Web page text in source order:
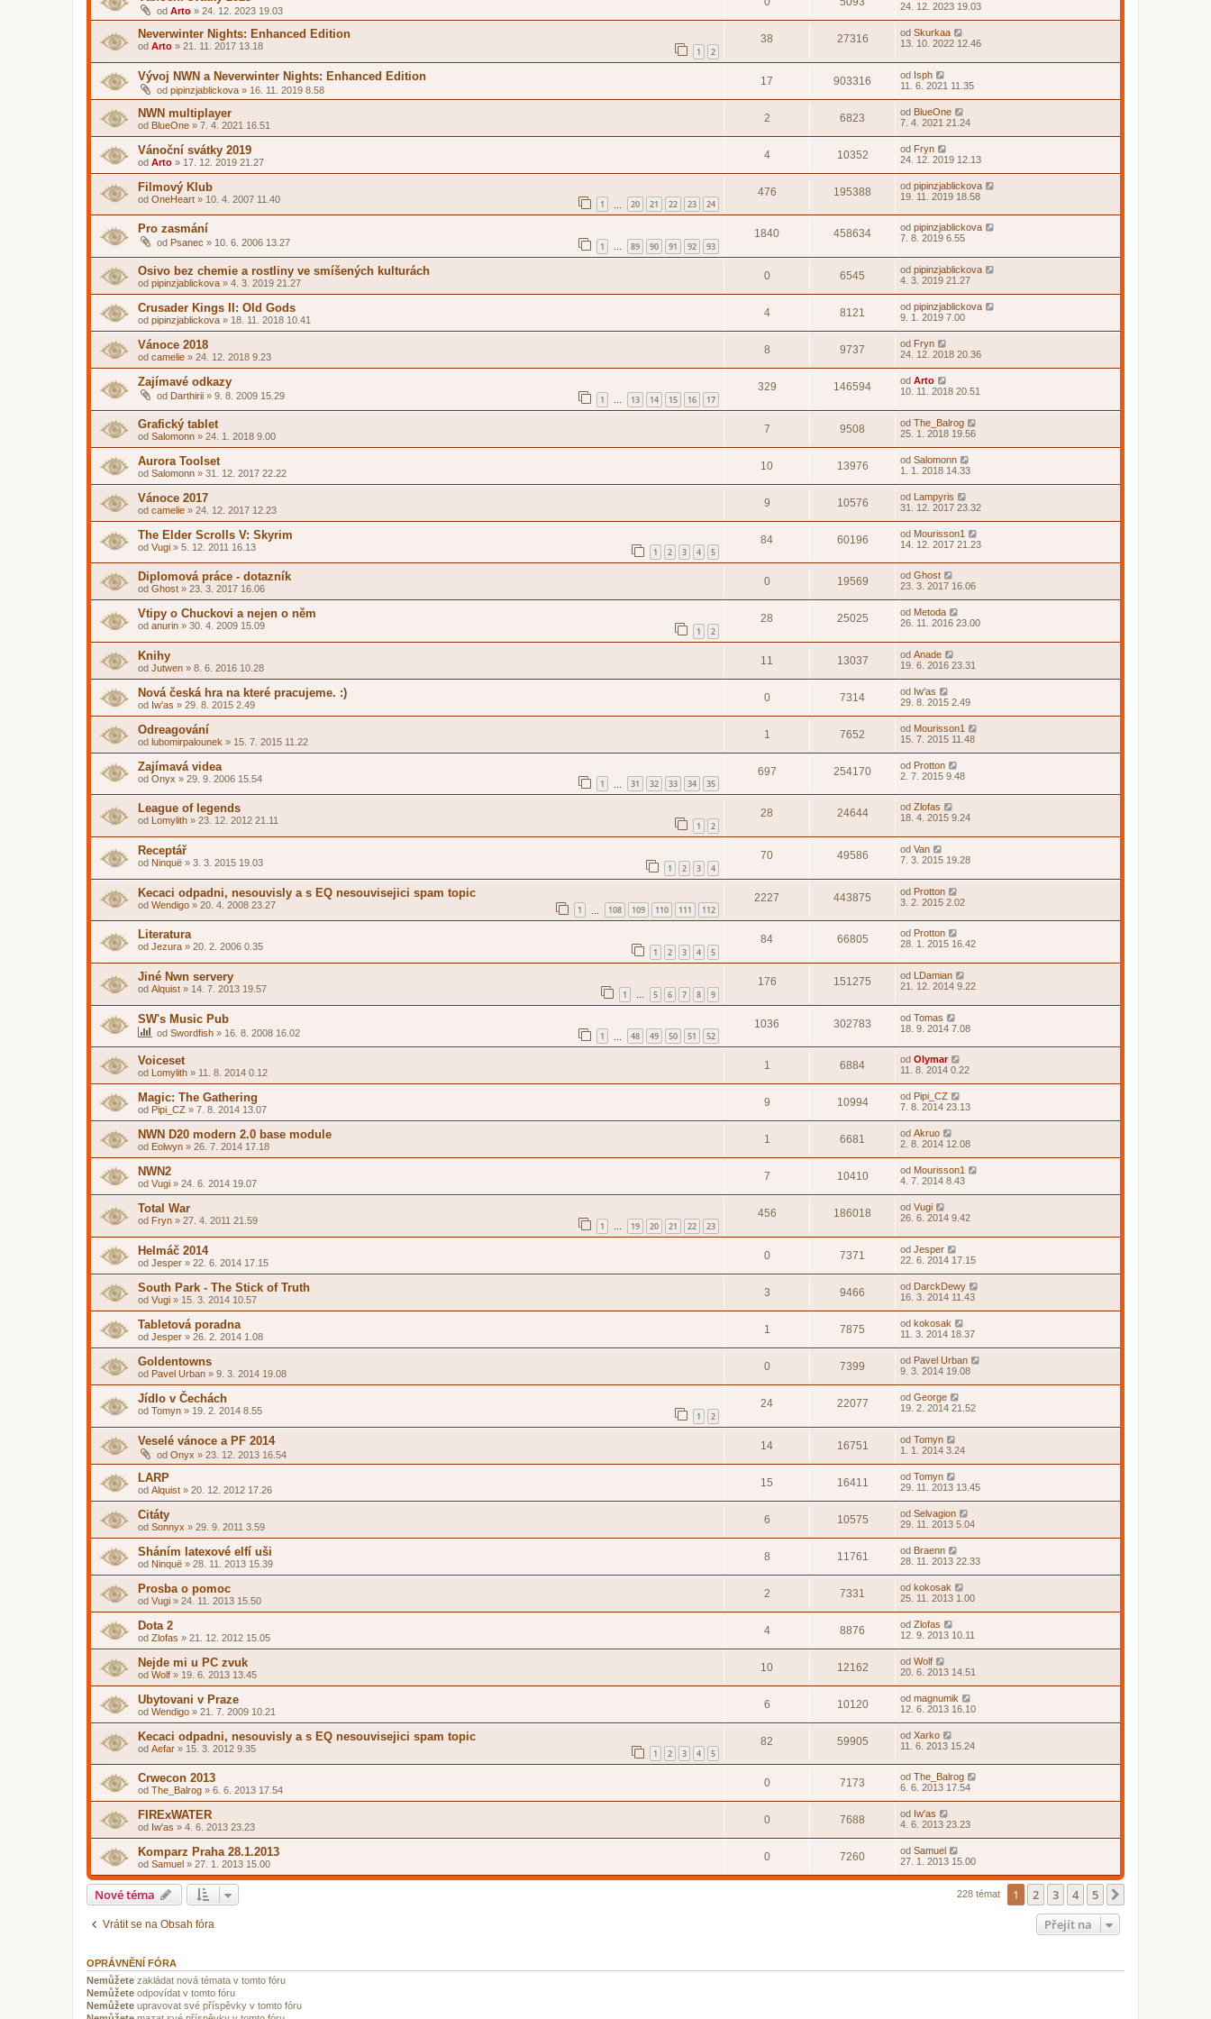
od Arto » 24. 12. 2023 19.03
24. 12. 2023 19.03
Neverwinter Nights: Enhanced Edition
od Arto » 21. 11. 2017 13.18 1 2
38 27316 od Skurkaa
13. 10. 2022 12.46
Vývoj NWN a Neverwinter Nights: Enhanced Edition
od pipinzjablickova » 16. 11. 2019 8.58
17 903316 od Isph
11. 6. 2021 11.35
NWN multiplayer
od BlueOne » 7. 4. 2021 16.51
2 6823 od BlueOne
7. 4. 2021 21.24
Vánoční svátky 2019
od Arto » 17. 12. 2019 21.27
4 10352 od Fryn
24. 12. 2019 12.13
Filmový Klub
od OneHeart » 10. 4. 2007 11.40 1 20 21 22 23 24
476 195388 od pipinzjablickova
19. 11. 2019 18.58
Pro zasmání
od Psanec » 10. 6. 2006 13.27 1 … 89 90 91 92 93
1840 458634 od pipinzjablickova
7. 8. 2019 6.55
Osivo bez chemie a rostliny ve smíšených kulturách
od pipinzjablickova » 4. 3. 2019 21.27
0 6545 od pipinzjablickova
4. 3. 2019 21.27
Crusader Kings II: Old Gods
od pipinzjablickova » 18. 11. 2018 10.41
4 8121 od pipinzjablickova
9. 1. 2019 7.00
Vánoce 2018
od camelie » 24. 12. 2018 9.23
8 9737 od Fryn
24. 12. 2018 20.36
Zajímavé odkazy
od Darthirii » 9. 8. 2009 15.29 1 … 13 14 15 16 17
329 146594 od Arto
10. 11. 2018 20.51
Grafický tablet
od Salomonn » 24. 1. 2018 9.00
7 9508 od The_Balrog
25. 1. 2018 19.56
Aurora Toolset
od Salomonn » 31. 12. 2017 22.22
10 13976 od Salomonn
1. 1. 2018 14.33
Vánoce 2017
od camelie » 24. 12. 2017 12.23
9 10576 od Lampyris
31. 12. 2017 23.32
The Elder Scrolls V: Skyrim
od Vugi » 5. 12. 2011 16.13 1 2 3 4 5
84 60196 od Mourisson1
14. 12. 2017 21.23
Diplomová práce - dotazník
od Ghost » 23. 3. 2017 16.06
0 19569 od Ghost
23. 3. 2017 16.06
Vtipy o Chuckovi a nejen o něm
od anurin » 30. 4. 2009 15.09 1 2
28 25025 od Metoda
26. 11. 2016 23.00
Knihy
od Jutwen » 8. 6. 2016 10.28
11 13037 od Anade
19. 6. 2016 23.31
Nová česká hra na které pracujeme. :)
od Iw'as » 29. 8. 2015 2.49
0 7314 od Iw'as
29. 8. 2015 2.49
Odreagování
od lubomirpalounek » 15. 7. 2015 11.22
1 7652 od Mourisson1
15. 7. 2015 11.48
Zajímavá videa
od Onyx » 29. 9. 2006 15.54 1 31 32 33 34 35
697 254170 od Protton
2. 7. 2015 9.48
League of legends
od Lomylith » 23. 12. 2012 21.11 1 2
28 24644 od Zlofas
18. 4. 2015 9.24
Receptář
od Ninquë » 3. 3. 2015 19.03 1 2 3 4
70 49586 od Van
7. 3. 2015 19.28
Kecaci odpadni, nesouvisly a s EQ nesouvisejici spam topic
od Wendigo » 20. 4. 2008 23.27 1 108 109 110 111 112
2227 443875 od Protton
3. 2. 2015 2.02
Literatura
od Jezura » 20. 2. 2006 0.35 1 2 3 4 5
84 66805 od Protton
28. 1. 2015 16.42
Jiné Nwn servery
od Alquist » 14. 7. 2013 19.57 1 … 5 6 7 8 9
176 151275 od LDamian
21. 12. 2014 9.22
SW's Music Pub
od Swordfish » 16. 8. 2008 16.02 1 48 49 50 51 52
1036 302783 od Tomas
18. 9. 2014 7.08
Voiceset
od Lomylith » 11. 8. 2014 0.12
1 6884 od Olymar
11. 8. 2014 0.22
Magic: The Gathering
od Pipi_CZ » 7. 8. 2014 13.07
9 10994 od Pipi_CZ
7. 8. 2014 23.13
NWN D20 modern 2.0 base module
od Eolwyn » 26. 7. 2014 17.18
1 6681 od Akruo
2. 8. 2014 12.08
NWN2
od Vugi » 24. 6. 2014 19.07
7 10410 od Mourisson1
4. 7. 2014 8.43
Total War
od Fryn » 27. 4. 2011 21.59 1 … 19 20 21 22 23
456 186018 od Vugi
26. 6. 2014 9.42
Helmáč 2014
od Jesper » 22. 6. 2014 17.15
0 7371 od Jesper
22. 6. 2014 17.15
South Park - The Stick of Truth
od Vugi » 15. 3. 2014 10.57
3 9466 od DarckDewy
16. 3. 2014 11.43
Tabletová poradna
od Jesper » 26. 2. 2014 1.08
1 7875 od kokosak
11. 3. 2014 18.37
Goldentowns
od Pavel Urban » 9. 3. 2014 19.08
0 7399 od Pavel Urban
9. 3. 2014 19.08
Jídlo v Čechách
od Tomyn » 19. 2. 2014 8.55 1 2
24 22077 od George
19. 2. 2014 21.52
Veselé vánoce a PF 2014
od Onyx » 23. 12. 2013 16.54
14 16751 od Tomyn
1. 1. 2014 3.24
LARP
od Alquist » 20. 12. 2012 17.26
15 16411 od Tomyn
29. 11. 2013 13.45
Citáty
od Sonnyx » 29. 9. 2011 3.59
6 10575 od Selvagion
29. 11. 2013 5.04
Sháním latexové elfí uši
od Ninquë » 28. 11. 2013 15.39
8 11761 od Braenn
28. 11. 2013 22.33
Prosba o pomoc
od Vugi » 24. 11. 2013 15.50
2 7331 od kokosak
25. 11. 2013 1.00
Dota 2
od Zlofas » 21. 12. 2012 15.05
4 8876 od Zlofas
12. 9. 2013 10.11
Nejde mi u PC zvuk
od Wolf » 19. 6. 2013 13.45
10 12162 od Wolf
20. 6. 2013 14.51
Ubytovani v Praze
od Wendigo » 21. 7. 2009 10.21
6 10120 od magnumik
12. 6. 2013 16.10
Kecaci odpadni, nesouvisly a s EQ nesouvisejici spam topic
od Aefar » 15. 3. 2012 9.35 1 2 3 4 5
82 59905 od Xarko
11. 6. 2013 15.24
Crwecon 2013
od The_Balrog » 6. 6. 2013 17.54
0 7173 od The_Balrog
6. 6. 2013 17.54
FIRExWATER
od Iw'as » 4. 6. 2013 23.23
0 7688 od Iw'as
4. 6. 2013 23.23
Komparz Praha 28.1.2013
od Samuel » 27. 1. 2013 15.00
0 7260 od Samuel
27. 1. 2013 15.00
Nové téma 228 témat 1 2 3 4 5
Vrátit se na Obsah fóra Přejít na
OPRÁVNĚNÍ FÓRA
Nemůžete zakládat nová témata v tomto fóru
Nemůžete odpovídat v tomto fóru
Nemůžete upravovat své příspěvky v tomto fóru